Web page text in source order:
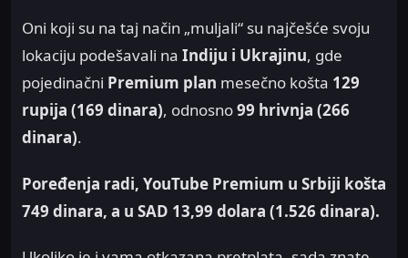
Oni koji su na taj način „muljali“ su najčešće svoju
lokaciju podešavali na Indiju i Ukrajinu, gde
pojedinačni Premium plan mesečno košta 129
rupija (169 dinara), odnosno99 hrivnja (266
dinara).
Poređenja radi, YouTube Premium u Srbiji košta
749 dinara, a u SAD 13,99 dolara (1.526 dinara).